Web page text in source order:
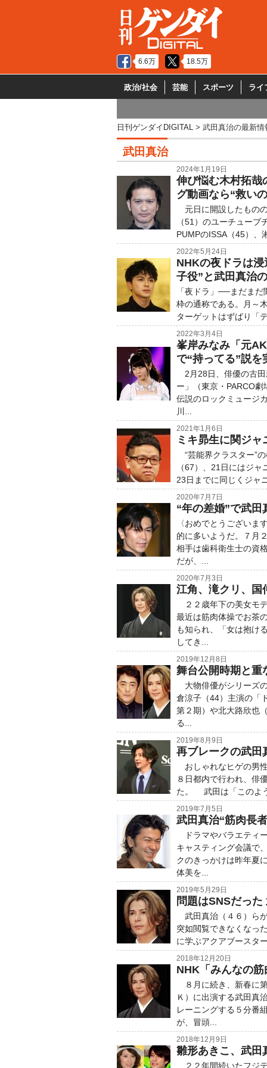
6.6万 18.5万
政治/社会 芸能 スポーツ ライ
日刊ゲンダイDIGITAL 武田真治の最新情
武田真治
2024年1月19日
伸び悩む木村拓哉
グ動画なら“救い
元日に開設したもの
（51）のユーチュー
PUMPのISSA（45）、
2022年5月24日
NHKの夜ドラは
子役”と武田真治
「夜ドラ」──まだま
枠の通称である。月～
ターゲットはずばり「
2022年3月4日
峯岸みなみ「元
で“持ってる”説を
2月28日、俳優の古田
ー」（東京・PARCO
伝説のロックミュージ
川...
2021年1月6日
ミキ昴生に関ジ
“芸能界クラスター”
（67）、21日にはジ
23日までに同じくジャ
2020年7月7日
“年の差婚”で武
〈おめでとうござい
的に多いようだ。７月
相手は歯科衛生士の資
だが、...
2020年7月3日
江角、滝クリ、
２２歳年下の美女モ
最近は筋肉体操でお茶
も知られ、「女は抱け
してき...
2019年12月8日
舞台公開時期と重
大物俳優がシリーズ
倉涼子（44）主演の「
第２期）や北大路欣也
る...
2019年8月9日
再ブレークの武田
おしゃれなヒゲの男
８日都内で行われ、俳
た。 武田は「このよ
2019年7月5日
武田真治“筋肉長
ドラマやバラエティ
キャスティング会議で
クのきっかけは昨年夏
体美を...
2019年5月29日
問題はSNSだっ
武田真治（４６）ら
突如閲覧できなくなっ
に学ぶアクアブースタ
2018年12月20日
NHK「みんなの
８月に続き、新春に
Ｋ）に出演する武田真
レーニングする５分番
が、冒頭...
2018年12月9日
雛形あきこ、武
２２年間続いたフジ